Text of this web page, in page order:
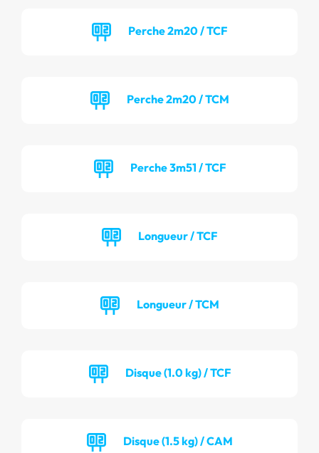
Perche 2m20 / TCF
Perche 2m20 / TCM
Perche 3m51 / TCF
Longueur / TCF
Longueur / TCM
Disque (1.0 kg) / TCF
Disque (1.5 kg) / CAM